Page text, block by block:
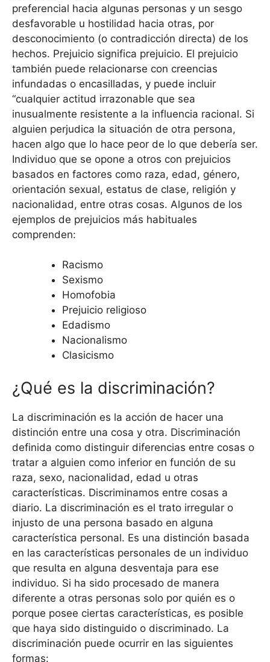
preferencial hacia algunas personas y un sesgo
desfavorable u hostilidad hacia otras, por
desconocimiento (o contradicción directa) de los
hechos. Prejuicio significa prejuicio. El prejuicio
también puede relacionarse con creencias
infundadas o encasilladas, y puede incluir
“cualquier actitud irrazonable que sea
inusualmente resistente a la influencia racional. Si
alguien perjudica la situación de otra persona,
hacen algo que lo hace peor de lo que debería ser.
Individuo que se opone a otros con prejuicios
basados ​​en factores como raza, edad, género,
orientación sexual, estatus de clase, religión y
nacionalidad, entre otras cosas. Algunos de los
ejemplos de prejuicios más habituales
comprenden:
Racismo
Sexismo
Homofobia
Prejuicio religioso
Edadismo
Nacionalismo
Clasicismo
¿Qué es la discriminación?
La discriminación es la acción de hacer una
distinción entre una cosa y otra. Discriminación
definida como distinguir diferencias entre cosas o
tratar a alguien como inferior en función de su
raza, sexo, nacionalidad, edad u otras
características. Discriminamos entre cosas a
diario. La discriminación es el trato irregular o
injusto de una persona basado en alguna
característica personal. Es una distinción basada
en las características personales de un individuo
que resulta en alguna desventaja para ese
individuo. Si ha sido procesado de manera
diferente a otras personas solo por quién es o
porque posee ciertas características, es posible
que haya sido distinguido o discriminado. La
discriminación puede ocurrir en las siguientes
formas: